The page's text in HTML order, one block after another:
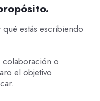
estás escribiendo
colaboración o
el objetivo